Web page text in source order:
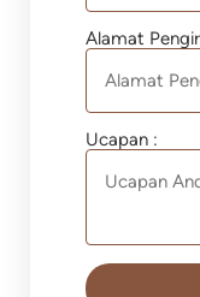
Alamat
Ucapan :